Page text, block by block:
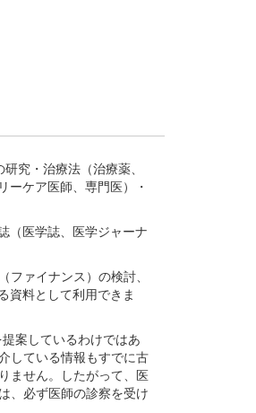
究・治療法（治療薬、
ーケア医師、専門医）・
（医学誌、医学ジャーナ
ァイナンス）の検討、
資料として利用できま
案しているわけではあ
している情報もすでに古
ません。したがって、医
、必ず医師の診察を受け